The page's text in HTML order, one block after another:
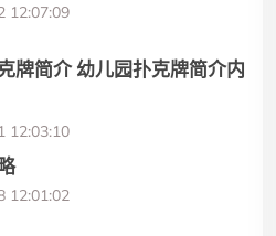
12:07:09
牌简介 幼儿园扑克牌简介内
12:03:10
12:01:02